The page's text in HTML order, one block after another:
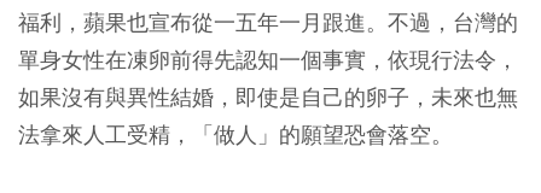
福利，蘋果也宣布從一五年一月跟進。不過，台灣的
單身女性在凍卵前得先認知一個事實，依現行法令，
如果沒有與異性結婚，即使是自己的卵子，未來也無
法拿來人工受精，「做人」的願望恐會落空。